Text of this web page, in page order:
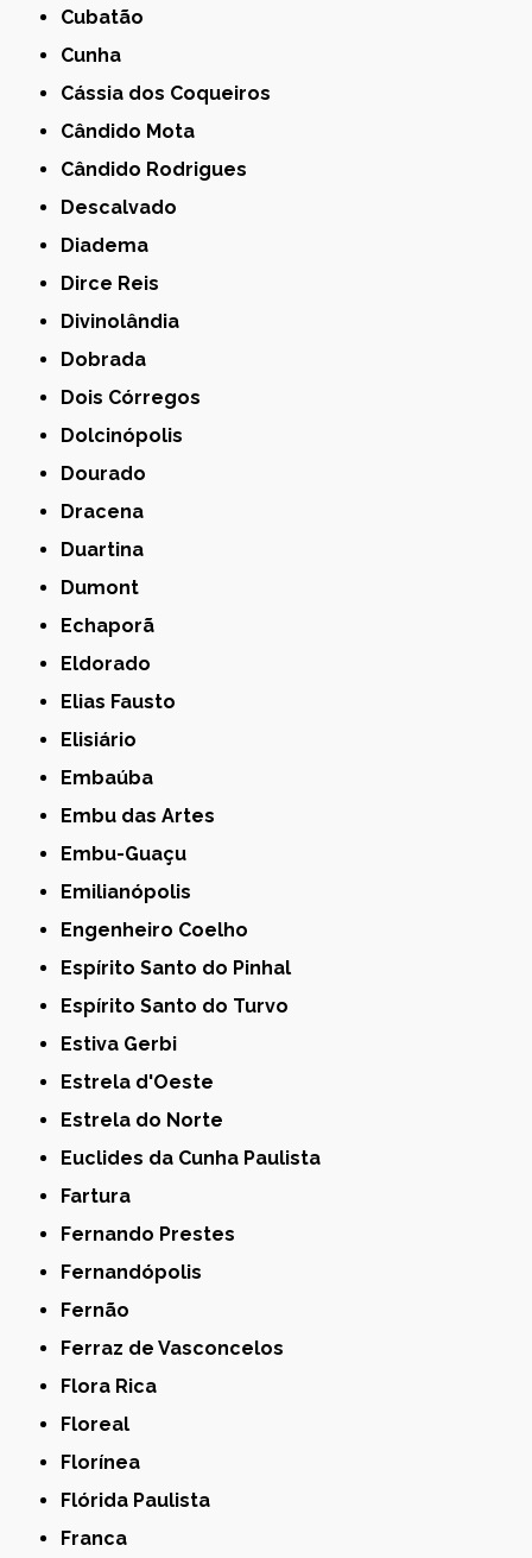
Cubatão
Cunha
Cássia dos Coqueiros
Cândido Mota
Cândido Rodrigues
Descalvado
Diadema
Dirce Reis
Divinolândia
Dobrada
Dois Córregos
Dolcinópolis
Dourado
Dracena
Duartina
Dumont
Echaporã
Eldorado
Elias Fausto
Elisiário
Embaúba
Embu das Artes
Embu-Guaçu
Emilianópolis
Engenheiro Coelho
Espírito Santo do Pinhal
Espírito Santo do Turvo
Estiva Gerbi
Estrela d'Oeste
Estrela do Norte
Euclides da Cunha Paulista
Fartura
Fernando Prestes
Fernandópolis
Fernão
Ferraz de Vasconcelos
Flora Rica
Floreal
Florínea
Flórida Paulista
Franca